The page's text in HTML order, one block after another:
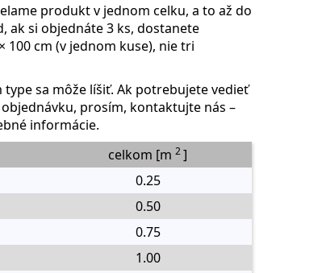
produktv jednom celku, a to až do
ak si objednáte 3 ks, dostanete
100 cm (v jednom kuse), nie tri
sa môže líšiť. Ak potrebujete vedieť
prosím, kontaktujte nás –
informácie.
celkom [m 2]
0.25
0.50
0.75
1.00